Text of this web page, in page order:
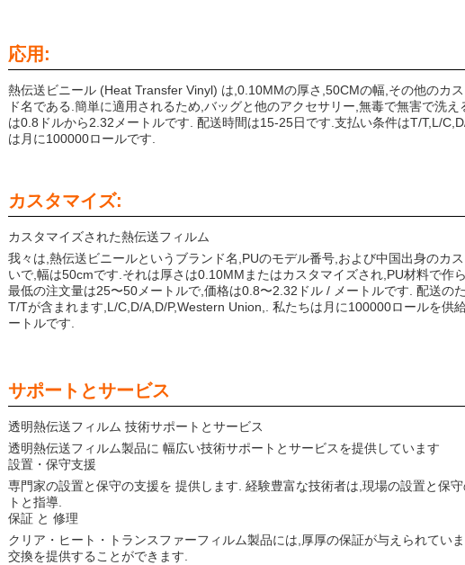
応用:
熱伝送ビニール (Heat Transfer Vinyl) は,0.10MMの厚さ,50CMの幅,その他のカ
ド名である.簡単に適用されるため,バッグと他のアクセサリー,無毒で無害で洗
は0.8ドルから2.32メートルです. 配送時間は15-25日です.支払い条件はT/T,L/
は月に100000ロールです.
カスタマイズ:
カスタマイズされた熱伝送フィルム
我々は,熱伝送ビニールというブランド名,PUのモデル番号,および中国出身のカ
いで,幅は50cmです.それは厚さは0.10MMまたはカスタマイズされ,PU材料で作
最低の注文量は25〜50メートルで,価格は0.8〜2.32ドル / メートルです. 配送の
T/Tが含まれます,L/C,D/A,D/P,Western Union,. 私たちは月に100000ロールを供
ートルです.
サポートとサービス
透明熱伝送フィルム 技術サポートとサービス
透明熱伝送フィルム製品に 幅広い技術サポートとサービスを提供しています
設置・保守支援
専門家の設置と保守の支援を 提供します. 経験豊富な技術者は,現場の設置と保
トと指導.
保証 と 修理
クリア・ヒート・トランスファーフィルム製品には,厚厚の保証が与えられてい
交換を提供することができます.